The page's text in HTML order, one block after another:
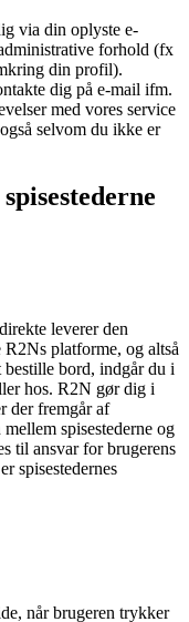
via din oplyste e-
forhold (fx
din profil).
dig på e-mail ifm.
med vores service
selvom du ikke er
leverer den
R2Ns platforme, og altså
bord, indgår du i
hos. R2N gør dig i
der fremgår af
spisestederne og
til ansvar for brugerens
spisestedernes
når brugeren trykker